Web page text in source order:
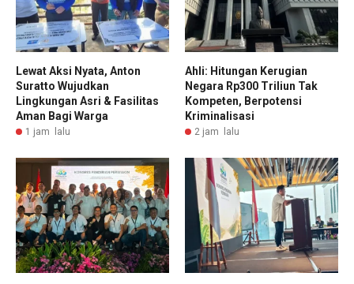
Lewat Aksi Nyata, Anton
Suratto Wujudkan
Lingkungan Asri & Fasilitas
Aman Bagi Warga
1 jam lalu
Ahli: Hitungan Kerugian
Negara Rp300 Triliun Tak
Kompeten, Berpotensi
Kriminalisasi
2 jam lalu